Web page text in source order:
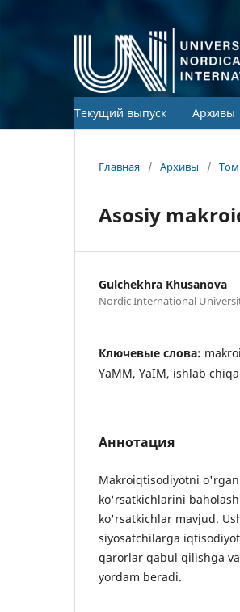
Текущий выпуск Архивы
Главная / Архивы / Том
Asosiy
Gulchekhra Khusanova
Nordic International
Ключевые слова:
YaMM, YaIM, ishlab
Аннотация
Makroiqtisodiyotni
ko'rsatkichlarini
ko'rsatkichlar mavjud.
siyosatchilarga
qarorlar qabul qilishga
yordam beradi.